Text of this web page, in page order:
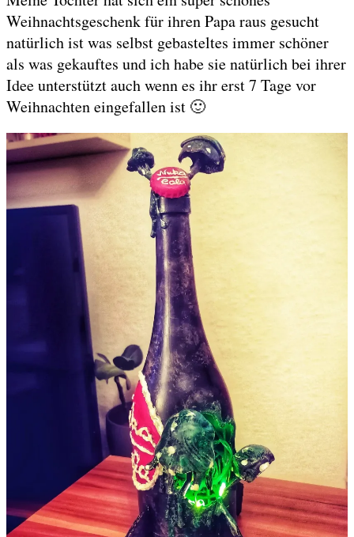
Weihnachtsgeschenk für ihren Papa raus gesucht
natürlich ist was selbst gebasteltes immer schöner
als was gekauftes und ich habe sie natürlich bei ihrer
Idee unterstützt auch wenn es ihr erst 7 Tage vor
Weihnachten eingefallen ist 🙂